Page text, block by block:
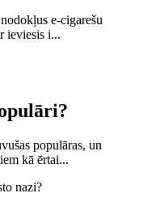
e-cigarešu
ieviesis i...
populāras, un
kā ērtai...